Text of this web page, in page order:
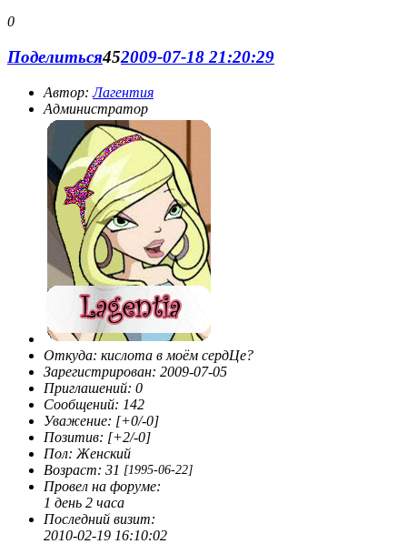
0
Поделиться452009-07-18 21:20:29
Автор:Лагентия
Администратор
Откуда: кислота в моём сердЦе?
Зарегистрирован: 2009-07-05
Приглашений: 0
Сообщений: 142
Уважение: [+0/-0]
Позитив: [+2/-0]
Пол: Женский
Возраст: 31 [1995-06-22]
Провел на форуме:
1 день 2 часа
Последний визит:
2010-02-19 16:10:02